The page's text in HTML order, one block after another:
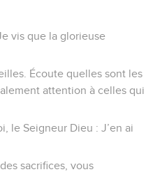
vis que la glorieuse
Écoute quelles sont les
attention à celles qui
le Seigneur Dieu : J’en ai
sacrifices, vous